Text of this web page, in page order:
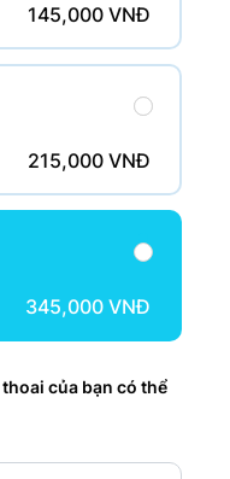
145,000 VNĐ
215,000 VNĐ
345,000 VNĐ
của bạn có thể